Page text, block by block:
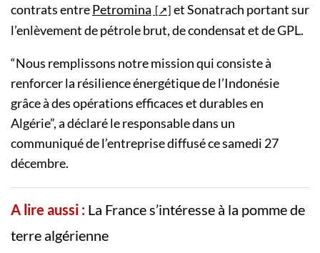
contrats entrePetromina
et Sonatrach portant sur
l’enlèvement de pétrole brut, de condensat et de GPL.
“Nous remplissons notre mission qui consiste à
renforcer la résilience énergétique de l’Indonésie
grâce à des opérations efficaces et durables en
Algérie”, a déclaré le responsable dans un
communiqué de l’entreprise diffusé ce samedi 27
décembre.
A lire aussi : La France s’intéresse à la pomme de
terre algérienne